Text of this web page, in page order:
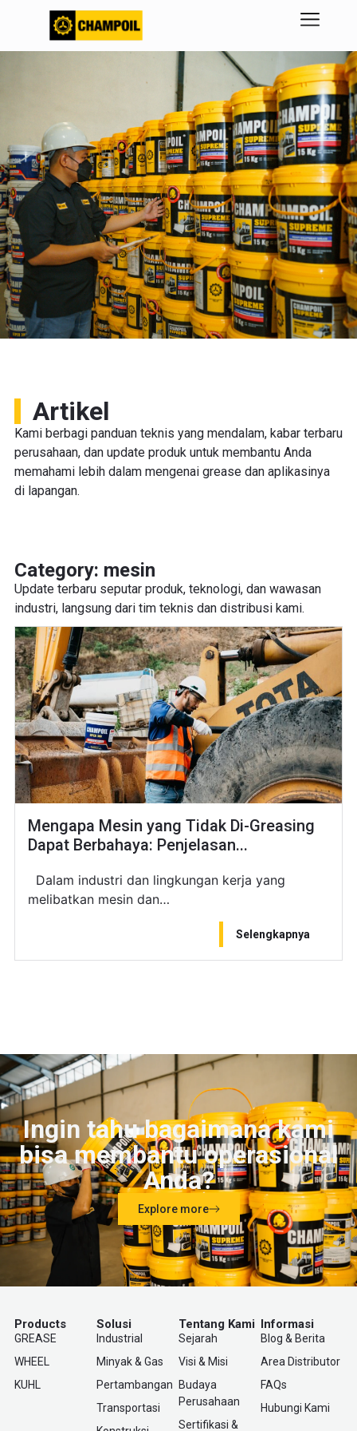
Artikel
Kami berbagi panduan teknis yang mendalam, kabar terbaru
perusahaan, dan update produk untuk membantu Anda
memahami lebih dalam mengenai grease dan aplikasinya
di lapangan.
Category: mesin
Update terbaru seputar produk, teknologi, dan wawasan
industri, langsung dari tim teknis dan distribusi kami.
Mengapa Mesin yang Tidak Di-Greasing
Dapat Berbahaya: Penjelasan...
Dalam industri dan lingkungan kerja yang
melibatkan mesin dan…
Selengkapnya
Ingin tahu bagaimana kami
bisa membantu operasional
Anda?
Explore more
Products
GREASE
WHEEL
KUHL
Solusi
Industrial
Minyak & Gas
Pertambangan
Transportasi
Tentang Kami
Sejarah
Visi & Misi
Budaya
Perusahaan
Sertifikasi &
Informasi
Blog & Berita
Area Distributor
FAQs
Hubungi Kami